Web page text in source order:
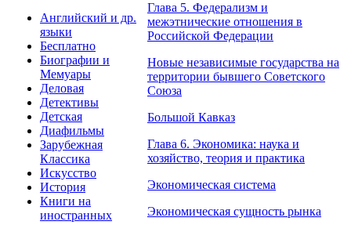
Английский и др.
языки
Бесплатно
Биографии и
Мемуары
Деловая
Детективы
Детская
Диафильмы
Зарубежная
Классика
Искусство
История
Книги на
иностранных
Глава 5. Федерализм и
межэтнические отношения в
Российской Федерации
Новые независимые государства на
территории бывшего Советского
Союза
Большой Кавказ
Глава 6. Экономика: наука и
хозяйство, теория и практика
Экономическая система
Экономическая сущность рынка